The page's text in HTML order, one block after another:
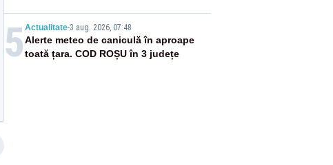
5 Actualitate-3 aug. 2026, 07:48
Alerte meteo de caniculă în aproape
toată țara. COD ROȘU în 3 județe